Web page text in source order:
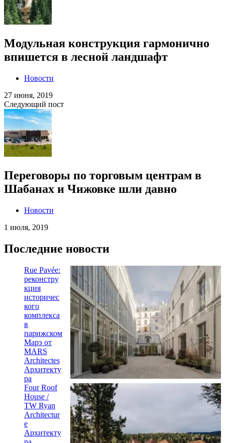
Модульная конструкция гармонично
впишется в лесной ландшафт
Новости
27 июня, 2019
Следующий пост
Переговоры по торговым центрам в
Шабанах и Чижовке шли давно
Новости
1 июля, 2019
Последние новости
Rue Pavée:
реконстру
кция
историчес
кого
комплекса
в
парижском
Марэ от
MARS
Architectes
Архитекту
ра
Four Roof
House /
TW Ryan
Architectur
e
Архитекту